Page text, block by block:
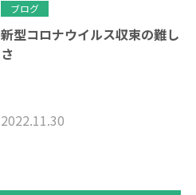
ブログ
新型コロナウイルス収束の難し
さ
2022.11.30